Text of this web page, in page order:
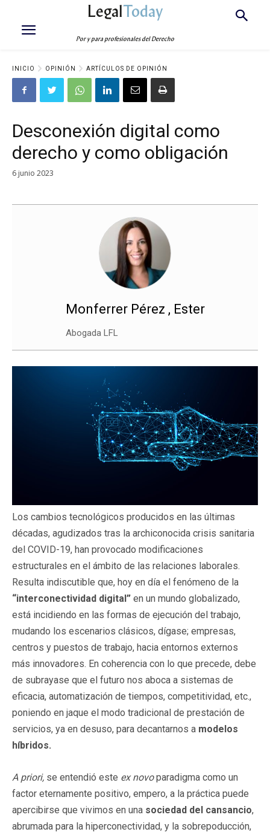
LegalToday
Por y para profesionales del Derecho
INICIO OPINIÓN ARTÍCULOS DE OPINIÓN
Desconexión digital como
derecho y como obligación
6 junio 2023
Monferrer Pérez , Ester
Abogada LFL
Los cambios tecnológicos producidos en las últimas
décadas, agudizados tras la archiconocida crisis sanitaria
del COVID-19, han provocado modificaciones
estructurales en el ámbito de las relaciones laborales.
Resulta indiscutible que, hoy en día el fenómeno de la
“interconectividad digital” en un mundo globalizado,
está incidiendo en las formas de ejecución del trabajo,
mudando los escenarios clásicos, dígase; empresas,
centros y puestos de trabajo, hacia entornos externos
más innovadores. En coherencia con lo que precede, debe
de subrayase que el futuro nos aboca a sistemas de
eficacia, automatización de tiempos, competitividad, etc.,
poniendo en jaque el modo tradicional de prestación de
servicios, ya en desuso, para decantarnos a modelos
híbridos.
A priori, se entendió este ex novoparadigma como un
factor eternamente positivo, empero, a la práctica puede
apercibirse que vivimos en una sociedad del cansancio,
abrumada para la hiperconectividad, y la sobrepoducción,